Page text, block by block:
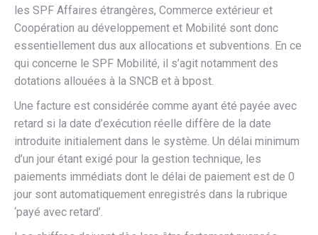
les SPF Affaires étrangères, Commerce extérieur et
Coopération au développement et Mobilité sont donc
essentiellement dus aux allocations et subventions. En ce
qui concerne le SPF Mobilité, il s’agit notamment des
dotations allouées à la SNCB et à bpost.
Une facture est considérée comme ayant été payée avec
retard si la date d’exécution réelle diffère de la date
introduite initialement dans le système. Un délai minimum
d’un jour étant exigé pour la gestion technique, les
paiements immédiats dont le délai de paiement est de 0
jour sont automatiquement enregistrés dans la rubrique
‘payé avec retard’.